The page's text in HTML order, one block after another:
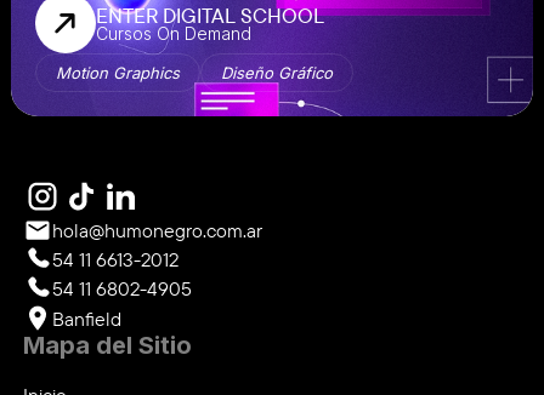
 ENTER DIGITAL SCHOOL
Cursos On Demand
Motion Graphics Diseño Gráfico
hola@humonegro.com.ar
54 11 6613-2012
54 11 6802-4905
Banfield
Mapa del Sitio